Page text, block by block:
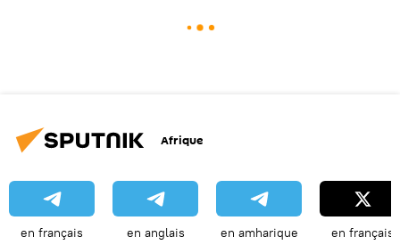
Afrique
en français en anglais en amharique en français